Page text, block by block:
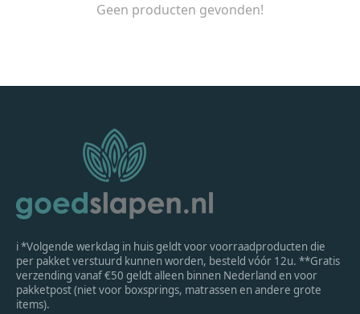
Geen producten gevonden!
ℹ *Volgende werkdag in huis geldt voor voorraadproducten die
per pakket verstuurd kunnen worden, besteld vóór 12u. **Gratis
verzending vanaf €50 geldt alleen binnen Nederland en voor
pakketpost (niet voor boxsprings, matrassen en andere grote
items).